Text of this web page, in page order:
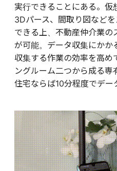
実行できることにある。仮
3Dパース、間取り図など
できる上、不動産仲介業
が可能。データ収集にかか
収集する作業の効率を高め
ングルーム二つから成る
住宅ならば10分程度でデー